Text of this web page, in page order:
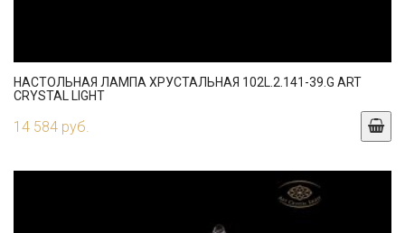
НАСТОЛЬНАЯ ЛАМПА ХРУСТАЛЬНАЯ 102L.2.141-39.G ART
CRYSTAL LIGHT
14 584 руб.